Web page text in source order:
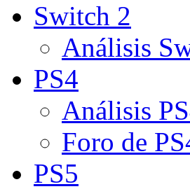
Switch 2
Análisis
PS4
Análisis
Foro de
PS5